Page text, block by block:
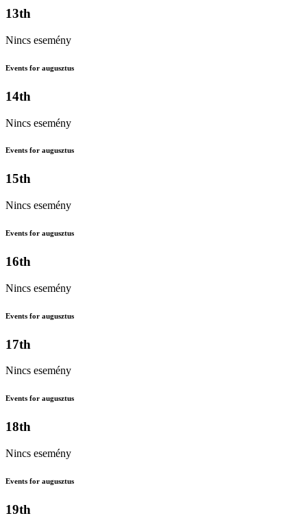
13th
Nincs esemény
Events for augusztus
14th
Nincs esemény
Events for augusztus
15th
Nincs esemény
Events for augusztus
16th
Nincs esemény
Events for augusztus
17th
Nincs esemény
Events for augusztus
18th
Nincs esemény
Events for augusztus
19th